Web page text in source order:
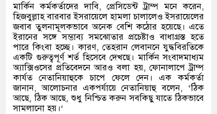
মার্কিন কর্মকর্তাদের দাবি,প্রেসিডেন্ট ট্রাম্প মনে করেন,
হিজবুল্লাহ বারবার ইসরায়েলে হামলা চালালেও ইসরায়েলের
জবাব তুলনামূলকভাবে অনেক বেশি কঠোর হয়েছে। এতে
ইরানের সঙ্গে সম্ভাব্য সমঝোতার প্রচেষ্টাও বাধাগ্রস্ত হতে
পারে কিংবা হচ্ছে। কারণ, তেহরান লেবাননে যুদ্ধবিরতিকে
একটি গুরুত্বপূর্ণ শর্ত হিসেবে দেখছে। মার্কিন সংবাদমাধ্যম
অ্যাক্সিওসের প্রতিবেদনে আরও বলা হয়,ফোনালাপে ট্রাম্প
কার্যত নেতানিয়াহুকে চাপে ফেলে দেন। এক কর্মকর্তা
জানান,আলোচনার একপর্যায়ে নেতানিয়াহু বলেন, ‘ঠিক
আছে,ঠিক আছে,শুধু নিশ্চিত করুন সবকিছু যাতে ঠিকভাবে
সামলানো হয়।‘